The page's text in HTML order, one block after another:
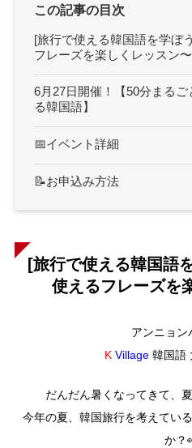
この記事の目次
[旅行で使える韓国語を学ぼ
フレーズを楽しくレッスン〜
6月27日開催！【50分まるご
る韓国語】
📅イベント詳細
📝お申込み方法
[旅行で使える韓国語
使えるフレーズを
アンニョン
K Village韓国語
だんだん暑くなってきて、
今年の夏、韓国旅行を考えてい
か？